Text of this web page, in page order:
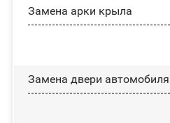
Замена арки крыла
Замена двери автомобиля